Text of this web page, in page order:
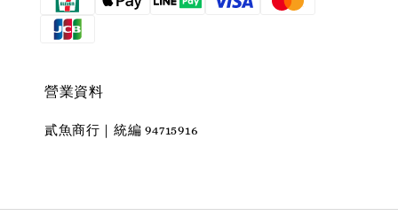
營業資料
貳魚商行｜統編 94715916